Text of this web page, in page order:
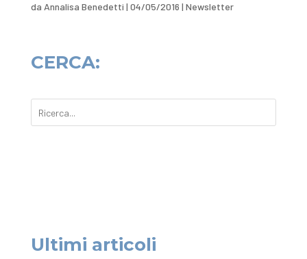
da Annalisa Benedetti | 04/05/2016 | Newsletter
CERCA:
Ultimi articoli